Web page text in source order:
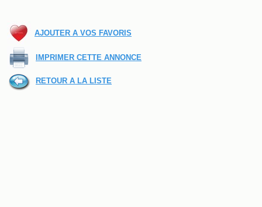
AJOUTER A VOS FAVORIS
IMPRIMER CETTE ANNONCE
RETOUR A LA LISTE